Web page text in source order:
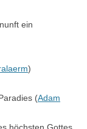
ein
)
(Adam